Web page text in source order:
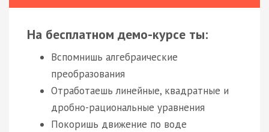
На бесплатном демо-курсе ты:
Вспомнишь алгебраические
преобразования
Отработаешь линейные, квадратные и
дробно-рациональные уравнения
Покоришь движение по воде